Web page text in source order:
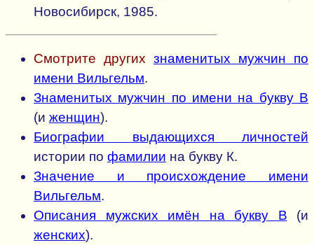
Новосибирск, 1985.
Смотрите других знаменитых мужчин по
имени Вильгельм.
Знаменитых мужчин по имени на букву В
(и женщин).
Биографии выдающихся личностей
истории по фамилии на букву К.
Значение и происхождение имени
Вильгельм.
Описания мужских имён на букву В (и
женских).